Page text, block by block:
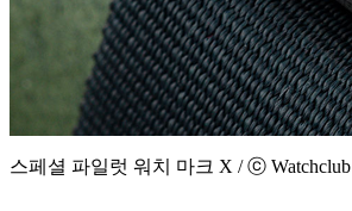
스페셜 파일럿 워치 마크 X / ⓒ Watchclub